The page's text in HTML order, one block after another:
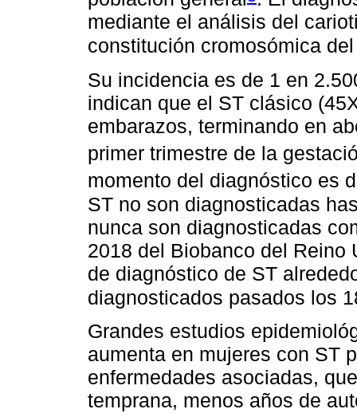
mediante el análisis del
constitución cromosómica
Su incidencia es de 1 en
indican que el ST clásico
embarazos, terminando en
primer trimestre de la
momento del diagnóstico es
ST no son diagnosticadas
nunca son diagnosticadas
2018 del Biobanco del Reino
de diagnóstico de ST
diagnosticados pasados los
Grandes estudios
aumenta en mujeres con ST
enfermedades asociadas,
temprana, menos años de